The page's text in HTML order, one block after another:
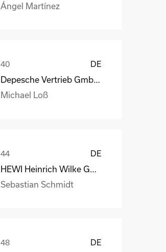
Ángel Martínez
DE
Depesche Vertrieb GmbH & Co. KG
Michael Loß
DE
Sebastian Schmidt
DE